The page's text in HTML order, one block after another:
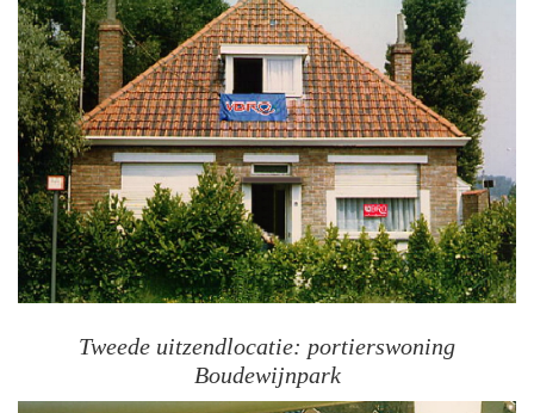
Tweede uitzendlocatie: portierswoning
Boudewijnpark